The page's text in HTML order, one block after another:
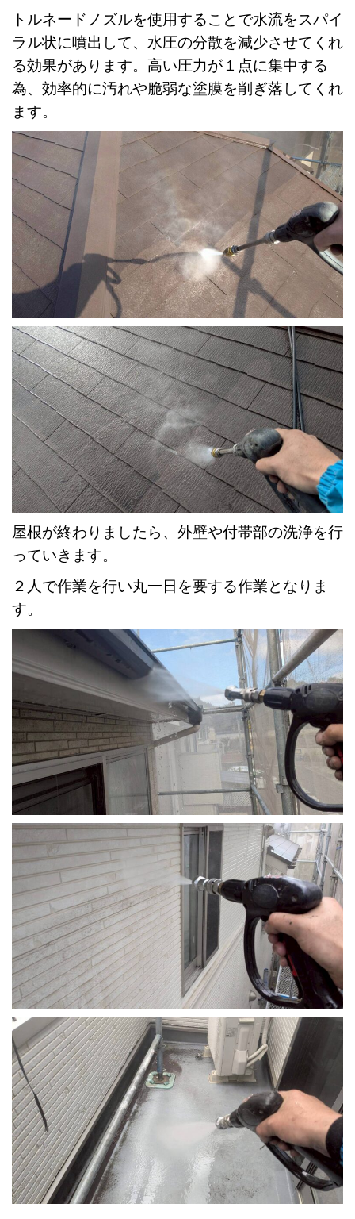
トルネードノズルを使用することで水流をスパイ
ラル状に噴出して、水圧の分散を減少させてくれ
る効果があります。高い圧力が１点に集中する
為、効率的に汚れや脆弱な塗膜を削ぎ落してくれ
ます。
屋根が終わりましたら、外壁や付帯部の洗浄を行
っていきます。
２人で作業を行い丸一日を要する作業となりま
す。